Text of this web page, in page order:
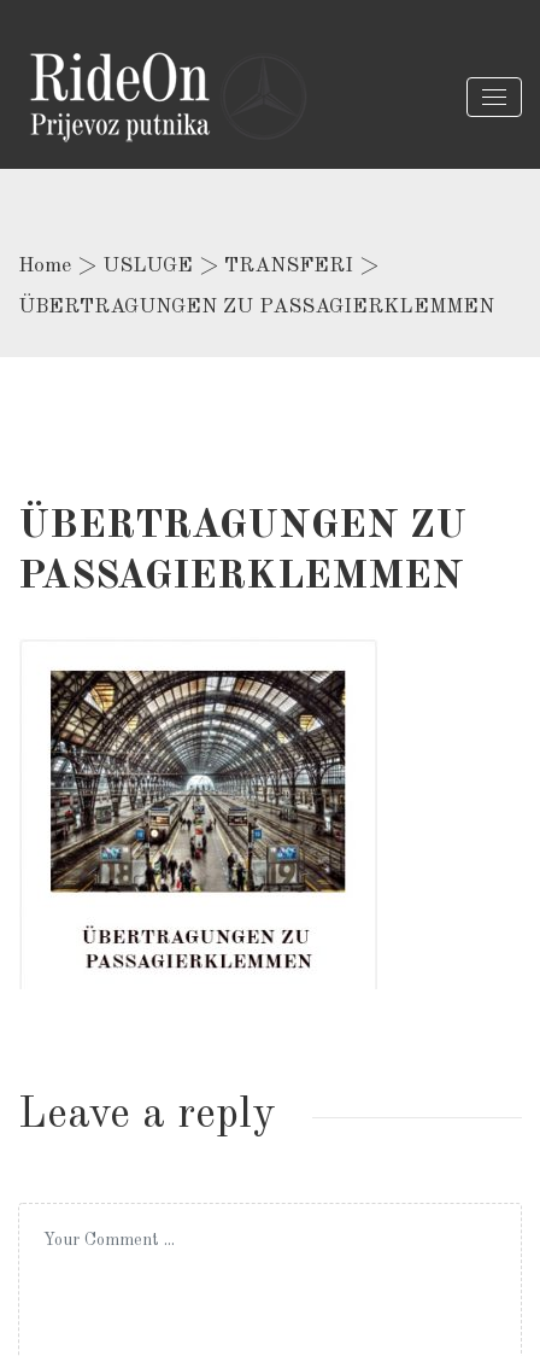
Home > USLUGE > TRANSFERI >
ÜBERTRAGUNGEN ZU PASSAGIERKLEMMEN
ÜBERTRAGUNGEN ZU
PASSAGIERKLEMMEN
Leave a reply